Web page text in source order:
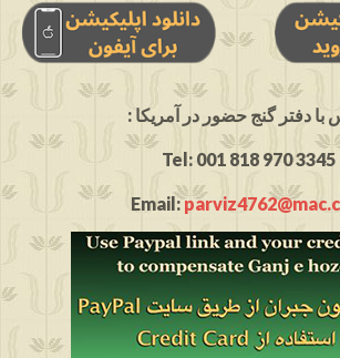
با دفتر گنج حضور در آمریکا
Tel: 001 818 970 3345
Email: